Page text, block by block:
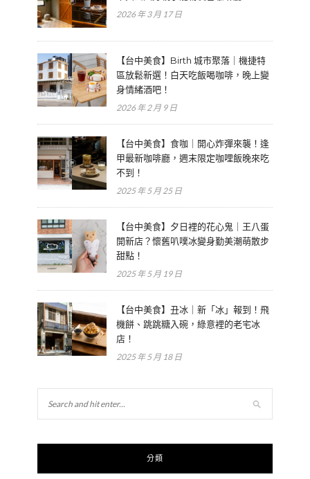
2026 年 3 月 17 日
【台中美食】Birth 城市聚落｜機捷特
區放鬆新選！白天吃飯喝咖啡，晚上變
身情緒酒吧！
2026 年 2 月 9 日
【台中美食】食咖｜開心炸彈來襲！逢
甲最新咖啡廳，週末限定咖哩飯晚來吃
不到！
2025 年 5 月 25 日
【台中美食】夕日裡的花心鬼｜王八蛋
開新店？懷舊叭噗冰變身勤美潮萌散步
甜點！
2025 年 5 月 19 日
【台中美食】丑冰｜新「冰」報到！飛
機餅、跳跳糖入碗，綠意裡的老宅冰
店！
2025 年 5 月 18 日
分類